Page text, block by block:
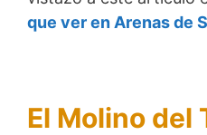
que ver en Arenas de
El Molino del